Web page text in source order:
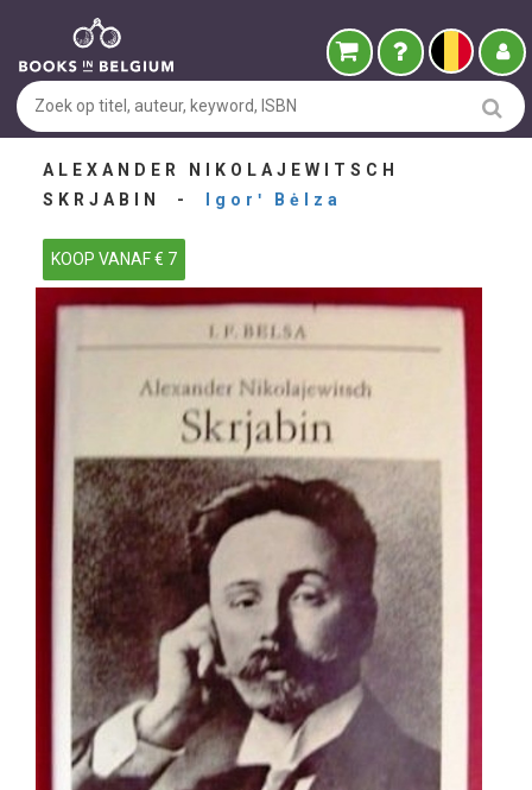
ALEXANDER NIKOLAJEWITSCH
SKRJABIN -
Igorʹ Bėlza
KOOP VANAF € 7